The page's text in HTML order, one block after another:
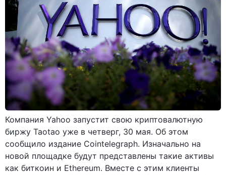
Компания Yahoo запустит свою криптовалютную
биржу Taotao уже в четверг, 30 мая. Об этом
сообщило издание Cointelegraph. Изначально на
новой площадке будут представлены такие активы
как биткоин и Ethereum. Вместе с этим клиенты